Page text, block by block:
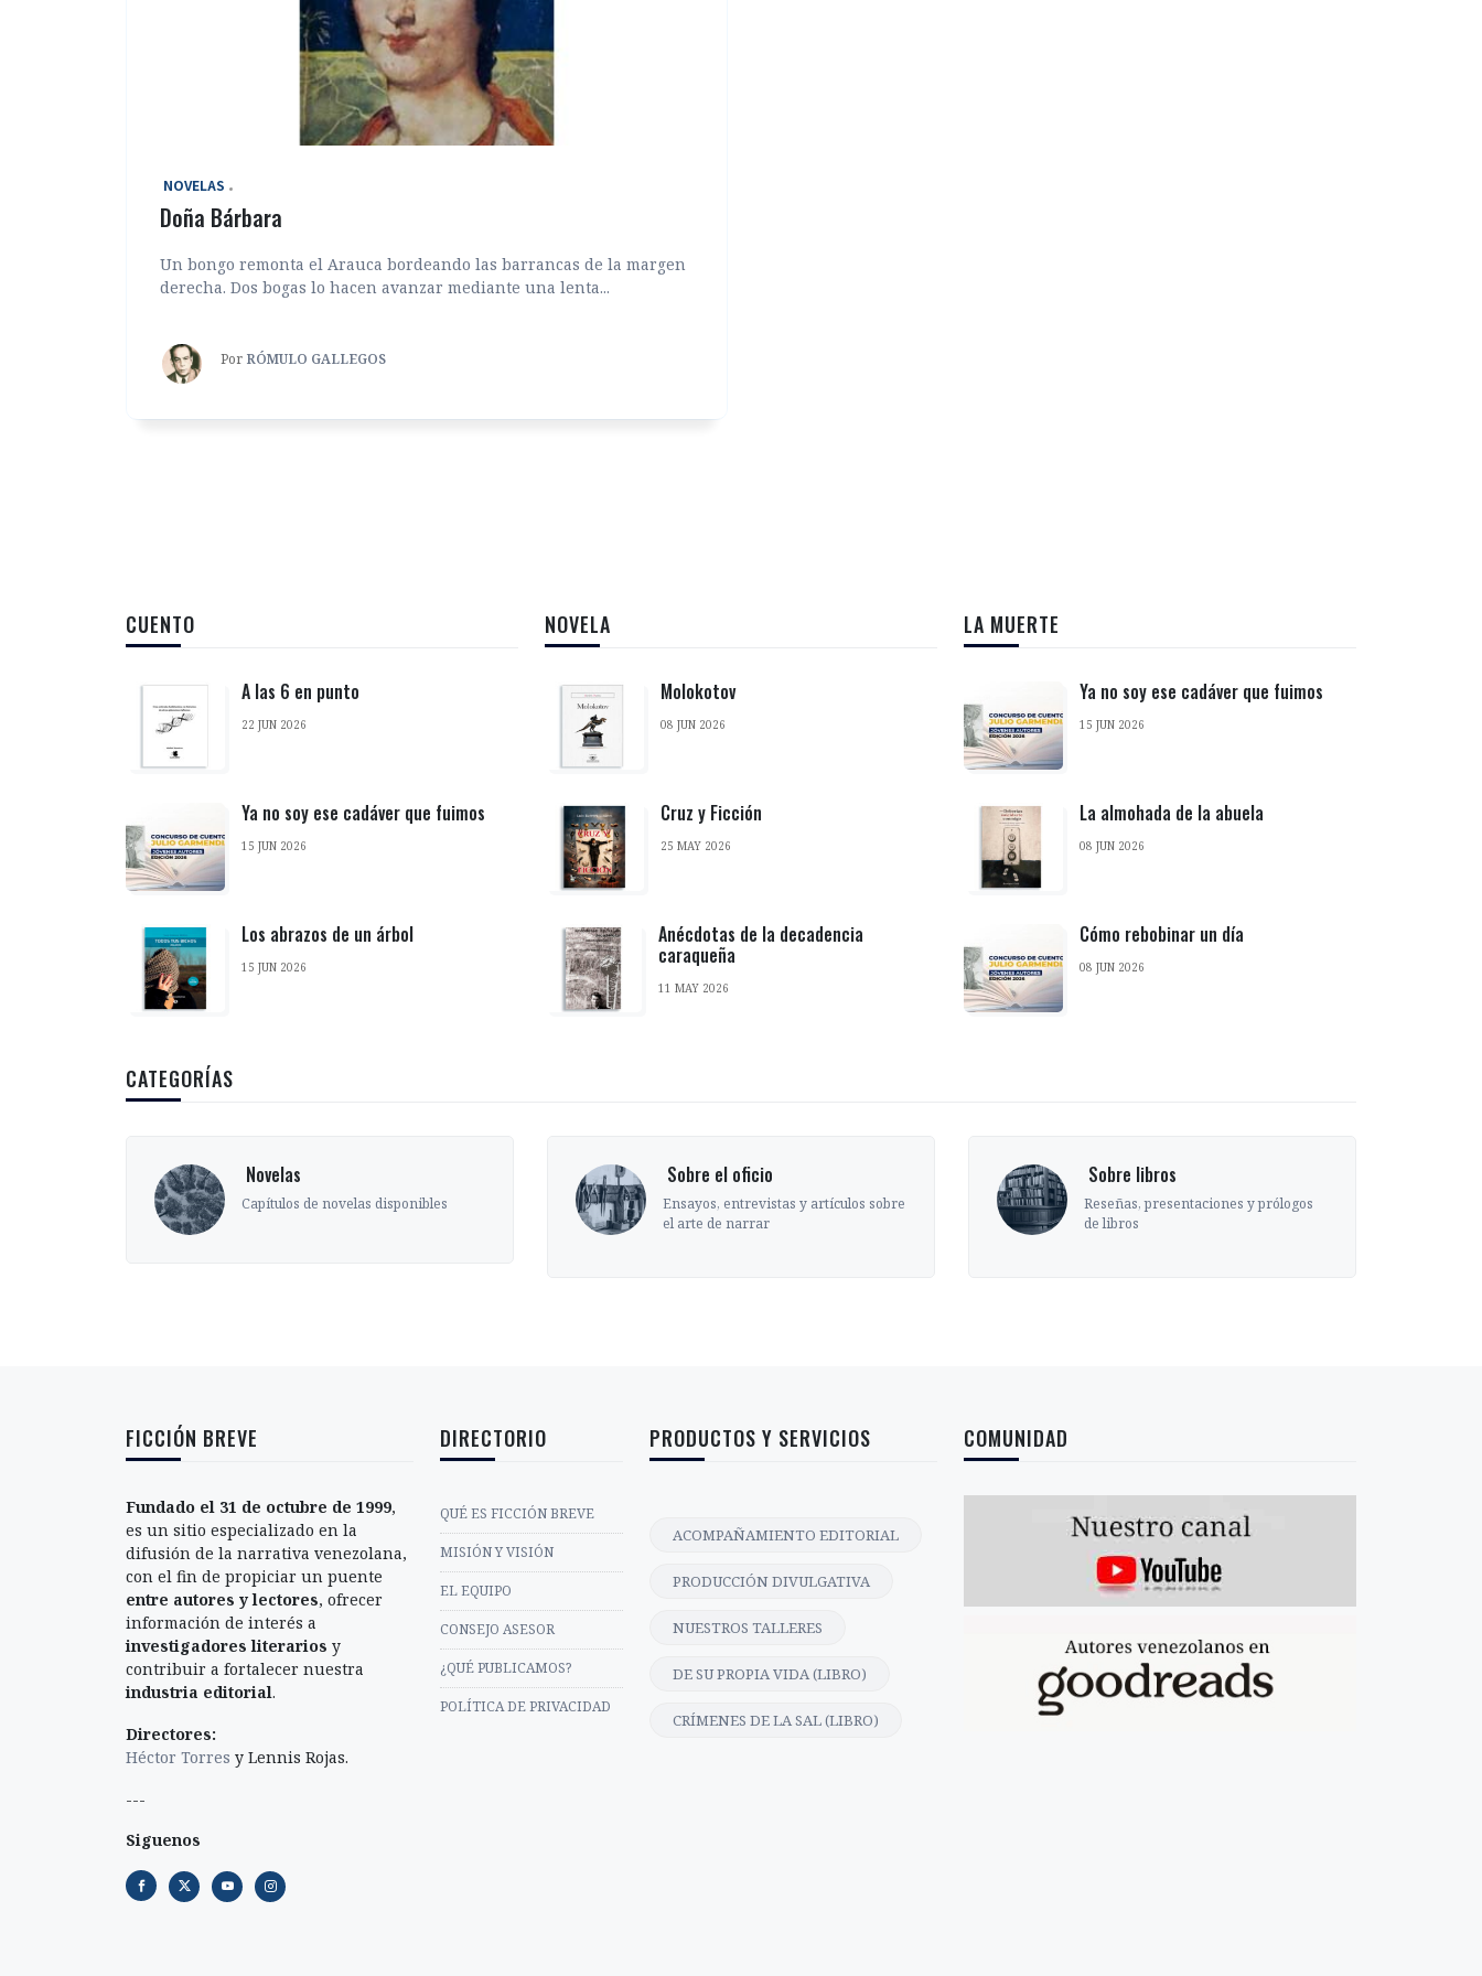
‎ NOVELAS
Doña Bárbara
Un bongo remonta el Arauca bordeando las barrancas de la margen
derecha. Dos bogas lo hacen avanzar mediante una lenta...
Por RÓMULO GALLEGOS
CUENTO
A las 6 en punto
22 JUN 2026
Ya no soy ese cadáver que fuimos
15 JUN 2026
Los abrazos de un árbol
15 JUN 2026
NOVELA
Molokotov
08 JUN 2026
Cruz y Ficción
25 MAY 2026
Anécdotas de la decadencia
caraqueña
11 MAY 2026
LA MUERTE
Ya no soy ese cadáver que fuimos
15 JUN 2026
La almohada de la abuela
08 JUN 2026
Cómo rebobinar un día
08 JUN 2026
CATEGORÍAS
‎ Novelas
Capítulos de novelas disponibles
‎ Sobre el oficio
Ensayos, entrevistas y artículos sobre
el arte de narrar
‎ Sobre libros
Reseñas, presentaciones y prólogos
de libros
FICCIÓN BREVE
Fundado el 31 de octubre de 1999,
es un sitio especializado en la
difusión de la narrativa venezolana,
con el fin de propiciar un puente
entre autores y lectores, ofrecer
información de interés a
investigadores literarios y
contribuir a fortalecer nuestra
industria editorial.
Directores:
Héctor Torres y Lennis Rojas.
---
Siguenos
DIRECTORIO
QUÉ ES FICCIÓN BREVE
MISIÓN Y VISIÓN
EL EQUIPO
CONSEJO ASESOR
¿QUÉ PUBLICAMOS?
POLÍTICA DE PRIVACIDAD
PRODUCTOS Y SERVICIOS
ACOMPAÑAMIENTO EDITORIAL
PRODUCCIÓN DIVULGATIVA
NUESTROS TALLERES
DE SU PROPIA VIDA (LIBRO)
CRÍMENES DE LA SAL (LIBRO)
COMUNIDAD